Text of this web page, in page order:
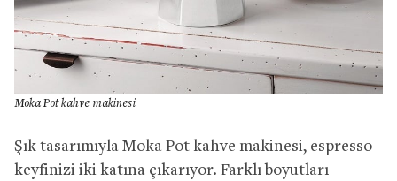
Moka Pot kahve makinesi
Şık tasarımıyla Moka Pot kahve makinesi, espresso
keyfinizi iki katına çıkarıyor. Farklı boyutları